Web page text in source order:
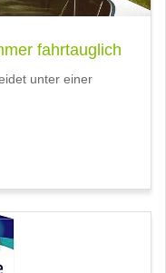
fahrtauglich
unter einer